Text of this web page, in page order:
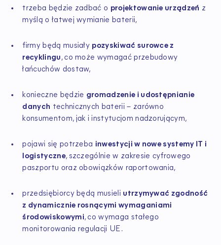
trzeba będzie zadbać o projektowanie urządzeń z
myślą o łatwej wymianie baterii,
firmy będą musiały pozyskiwać surowce z
recyklingu, co może wymagać przebudowy
łańcuchów dostaw,
konieczne będzie gromadzenie i udostępnianie
danych technicznych baterii – zarówno
konsumentom, jak i instytucjom nadzorującym,
pojawi się potrzeba inwestycji w nowe systemy IT i
logistyczne, szczególnie w zakresie cyfrowego
paszportu oraz obowiązków raportowania,
przedsiębiorcy będą musieli utrzymywać zgodność
z dynamicznie rosnącymi wymaganiami
środowiskowymi, co wymaga stałego
monitorowania regulacji UE.